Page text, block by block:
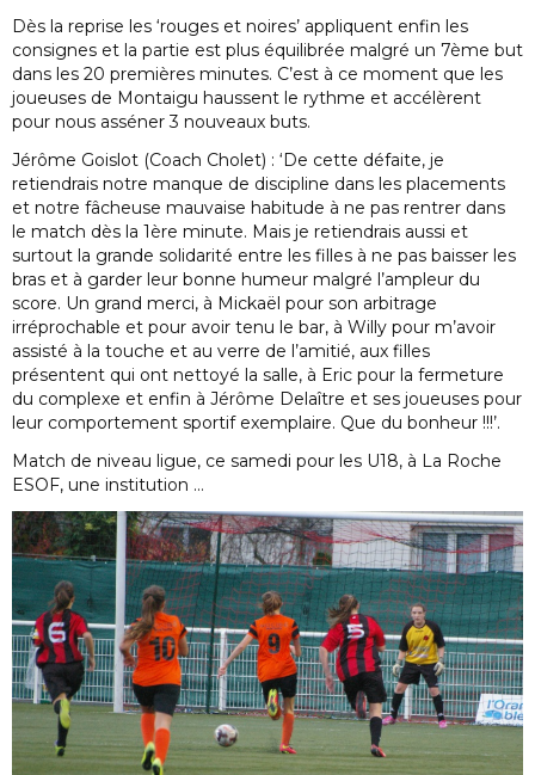
Dès la reprise les ‘rouges et noires’ appliquent enfin les
consignes et la partie est plus équilibrée malgré un 7ème but
dans les 20 premières minutes. C’est à ce moment que les
joueuses de Montaigu haussent le rythme et accélèrent
pour nous asséner 3 nouveaux buts.
Jérôme Goislot (Coach Cholet) : ‘De cette défaite, je
retiendrais notre manque de discipline dans les placements
et notre fâcheuse mauvaise habitude à ne pas rentrer dans
le match dès la 1ère minute. Mais je retiendrais aussi et
surtout la grande solidarité entre les filles à ne pas baisser les
bras et à garder leur bonne humeur malgré l’ampleur du
score. Un grand merci, à Mickaël pour son arbitrage
irréprochable et pour avoir tenu le bar, à Willy pour m’avoir
assisté à la touche et au verre de l’amitié, aux filles
présentent qui ont nettoyé la salle, à Eric pour la fermeture
du complexe et enfin à Jérôme Delaître et ses joueuses pour
leur comportement sportif exemplaire. Que du bonheur !!!’.
Match de niveau ligue, ce samedi pour les U18, à La Roche
ESOF, une institution …